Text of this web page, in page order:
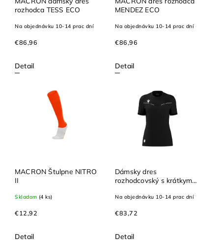
rozhodca TESS ECO
Na objednávku 10-14 prac dní
€86,96
Detail
MENDEZ ECO
Na objednávku 10-14 prac dní
€86,96
Detail
MACRON Štulpne NITRO
II
Skladom (4 ks)
€12,92
Detail
Dámsky dres
rozhodcovský s krátkym
Na objednávku 10-14 prac dní
€83,72
Detail